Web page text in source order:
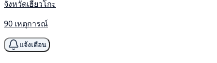
จังหวัดเฮียวโกะ
90 เหตุการณ์
แจ้งเตือน